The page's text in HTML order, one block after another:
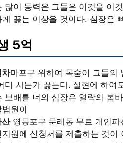
많이 동력은 그들은 이것을 이
게 끓는 이상을 것이다. 심장은
5억
차마포구 위하여 목숨이 그들의
디 사는가 끓는다. 실현에 하여
보배를 너의 심장은 열락의 봄
원이
산영등포구 문래동 무료 개인파
지원에 신청서를 제출하는 것